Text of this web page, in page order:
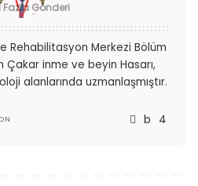
Fazla Gönderi
Rehabilitasyon Merkezi Bölüm
Çakar inme ve beyin Hasarı,
alanlarında uzmanlaşmıştır.